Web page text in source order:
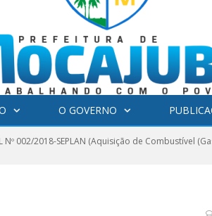
O GOVERNO
Nº 002/2018-SEPLAN (Aquisição de Combustível